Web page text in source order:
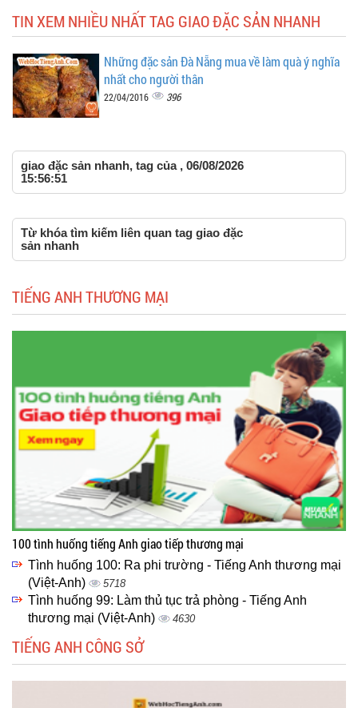
TIN XEM NHIỀU NHẤT TAG GIAO ĐẶC SẢN NHANH
Những đặc sản Đà Nẵng mua về làm quà ý nghĩa
nhất cho người thân
22/04/2016 396
giao đặc sản nhanh, tag của , 06/08/2026
15:56:51
Từ khóa tìm kiếm liên quan tag giao đặc
sản nhanh
TIẾNG ANH THƯƠNG MẠI
100 tình huống tiếng Anh giao tiếp thương mại
Tình huống 100: Ra phi trường - Tiếng Anh thương mại
(Việt-Anh)
5718
Tình huống 99: Làm thủ tục trả phòng - Tiếng Anh
thương mại (Việt-Anh)
4630
TIẾNG ANH CÔNG SỞ